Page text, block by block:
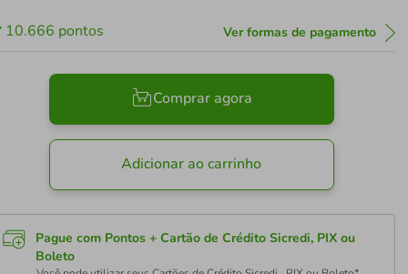
10.666 pontos Ver formas de pagamento
Comprar agora
Adicionar ao carrinho
Pague com Pontos + Cartão de Crédito Sicredi, PIX ou
Boleto